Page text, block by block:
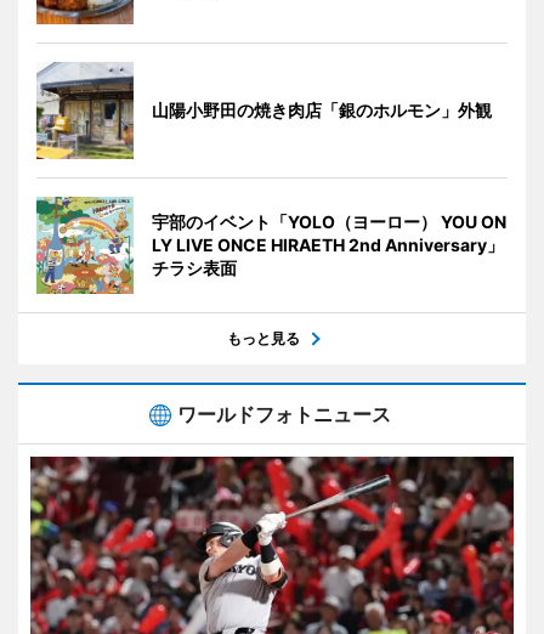
山陽小野田の焼き肉店「銀のホルモン」外観
宇部のイベント「YOLO（ヨーロー） YOU ON
LY LIVE ONCE HIRAETH 2nd Anniversary」
チラシ表面
もっと見る
ワールドフォトニュース